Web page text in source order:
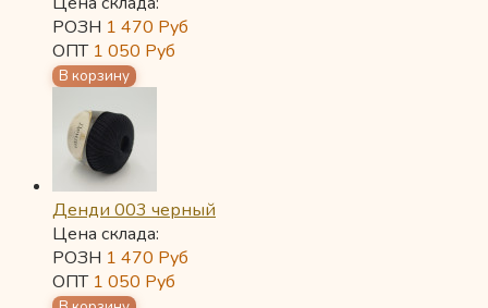
РОЗН 1 470 Руб
ОПТ 1 050 Руб
Денди 003 черный
Цена склада:
РОЗН 1 470 Руб
ОПТ 1 050 Руб